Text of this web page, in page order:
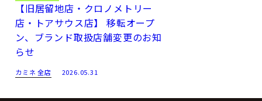
【旧居留地店・クロノメトリー
店・トアサウス店】 移転オープ
ン、ブランド取扱店舗変更のお知
らせ
カミネ 全店 2026.05.31